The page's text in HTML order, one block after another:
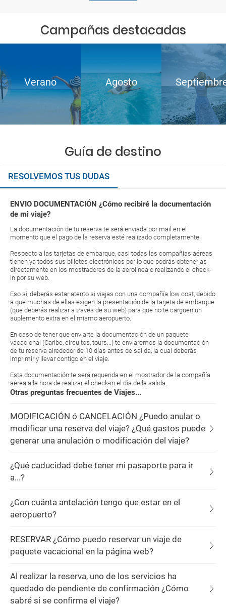
Campañas destacadas
Verano Agosto
Guía de destino
RESOLVEMOS TUS DUDAS
ENVIO DOCUMENTACIÓN ¿Cómo recibiré la documentación
de mi viaje?
La documentación de tu reserva te será enviada por mail en el
momento que el pago de la reserva esté realizado completamente.
Respecto a las tarjetas de embarque, casi todas las compañías aéreas
tienen ya todos sus billetes electrónicos por lo que podrás obtenerlas
directamente en los mostradores de la aerolínea o realizando el check-
in por su web.
Eso sí, deberás estar atento si viajas con una compañía low cost, debido
a que muchas de ellas exigen la presentación de la tarjeta de embarque
(que deberás realizar a través de su web) para que no te carguen un
suplemento extra en el mismo aeropuerto.
En caso de tener que enviarte la documentación de un paquete
vacacional (Caribe, circuitos, tours...) te enviaremos la documentación
de tu reserva alrededor de 10 días antes de salida, la cual deberás
imprimir y llevar contigo en el viaje.
Esta documentación te será requerida en el mostrador de la compañía
aérea a la hora de realizar el check-in el día de la salida.
Otras preguntas frecuentes de Viajes...
MODIFICACIÓN ó CANCELACIÓN ¿Puedo anular o
modificar una reserva del viaje? ¿Qué gastos puede
generar una anulación o modificación del viaje?
¿Qué caducidad debe tener mi pasaporte para ir
a...?
¿Con cuánta antelación tengo que estar en el
aeropuerto?
RESERVAR ¿Cómo puedo reservar un viaje de
paquete vacacional en la página web?
Al realizar la reserva, uno de los servicios ha
quedado de pendiente de confirmación ¿Cómo
sabré si se confirma el viaje?